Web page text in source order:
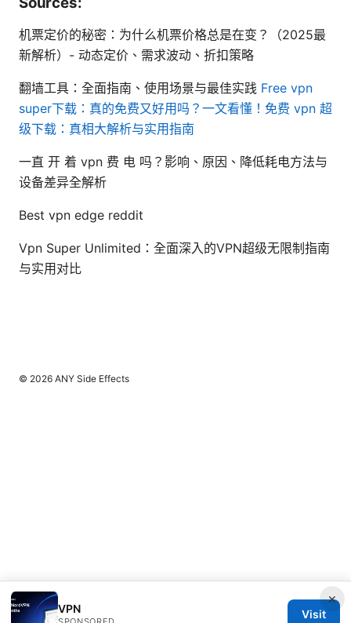
机票定价的秘密：为什么机票价格总是在变？（2025最
新解析）- 动态定价、需求波动、折扣策略
翻墙工具：全面指南、使用场景与最佳实践 Free vpn
super下载：真的免费又好用吗？一文看懂！免费 vpn 超
级下载：真相大解析与实用指南
一直 开 着 vpn 费 电 吗？影响、原因、降低耗电方法与
设备差异全解析
Best vpn edge reddit
Vpn Super Unlimited：全面深入的VPN超级无限制指南
与实用对比
×
VPN Visit
© 2026 ANY Side Effects